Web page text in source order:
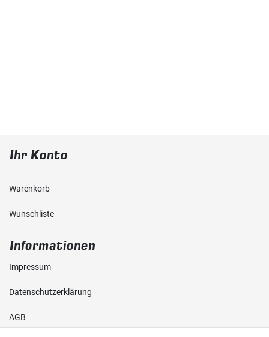
Ihr Konto
Warenkorb
Wunschliste
Informationen
Impressum
Daten­schutz­erklärung
AGB